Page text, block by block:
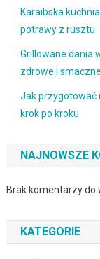
Karaibska
potrawy z rusztu
Grillowane dania
zdrowe i
Jak przygotować
krok po kroku
NAJNOWSZE
Brak komentarzy do
KATEGORIE